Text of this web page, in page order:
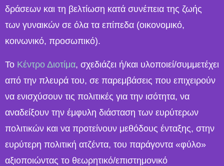
δράσεων και τη βελτίωση κατά συνέπεια της ζωής
των γυναικών σε όλα τα επίπεδα (οικονομικό,
κοινωνικό, προσωπικό).
Το Κέντρο Διοτίμα, σχεδιάζει ή/και υλοποιεί/συμμετέχει
από την πλευρά του, σε παρεμβάσεις που επιχειρούν
να ενισχύσουν τις πολιτικές για την ισότητα, να
αναδείξουν την έμφυλη διάσταση των ευρύτερων
πολιτικών και να προτείνουν μεθόδους ένταξης, στην
ευρύτερη πολιτική ατζέντα, του παράγοντα «φύλο»
αξιοποιώντας το θεωρητικό/επιστημονικό